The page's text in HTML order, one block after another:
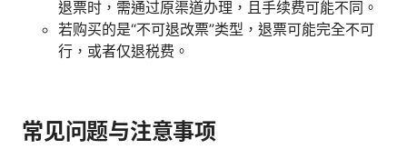
退票时，需通过原渠道办理，且手续费可能不同。
若购买的是“不可退改票”类型，退票可能完全不可
行，或者仅退税费。
常见问题与注意事项